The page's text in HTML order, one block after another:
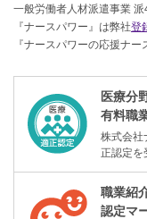
一般労働者人材派遣事業
『ナースパワー』は弊社登
『ナースパワーの応援ナー
医療分
有料職
株式会社
正認定を
職業紹
認定マ